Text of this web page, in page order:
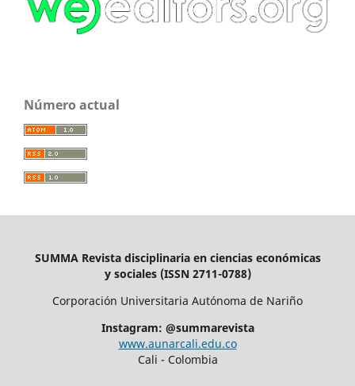
Número actual
SUMMA Revista disciplinaria en ciencias económicas
y sociales (ISSN 2711-0788)
Corporación Universitaria Autónoma de Nariño
Instagram: @summarevista
www.aunarcali.edu.co
Cali - Colombia